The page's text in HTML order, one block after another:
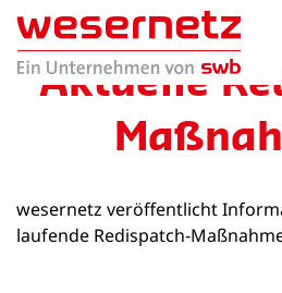
Aktuelle
wesernetz veröffentlicht
laufende Redispatch-